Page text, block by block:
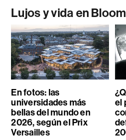
Lujos y vida en
En fotos: las
universidades más
bellas del mundo en
2026, según el Prix
Versailles
el